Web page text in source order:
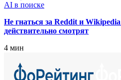
AI в поиске
Не гнаться за Reddit и
действительно смотрят
4 мин